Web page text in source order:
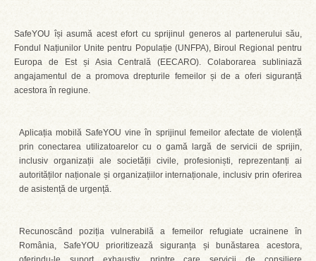
SafeYOU își asumă acest efort cu sprijinul generos al partenerului său,
Fondul Națiunilor Unite pentru Populație (UNFPA), Biroul Regional pentru
Europa de Est și Asia Centrală (EECARO). Colaborarea subliniază
angajamentul de a promova drepturile femeilor și de a oferi siguranță
acestora în regiune.
Aplicația mobilă SafeYOU vine în sprijinul femeilor afectate de violență
prin conectarea utilizatoarelor cu o gamă largă de servicii de sprijin,
inclusiv organizații ale societății civile, profesioniști, reprezentanți ai
autorităților naționale și organizațiilor internaționale, inclusiv prin oferirea
de asistență de urgență.
Recunoscând poziția vulnerabilă a femeilor refugiate ucrainene în
România, SafeYOU prioritizează siguranța și bunăstarea acestora,